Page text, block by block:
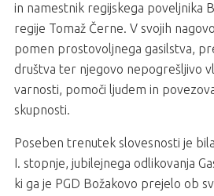
in namestnik regijskega poveljnika
regije Tomaž Černe. V svojih
pomen prostovoljnega gasilstva,
društva ter njegovo nepogrešljivo
varnosti, pomoči ljudem in
skupnosti.
Poseben trenutek slovesnosti je
I. stopnje, jubilejnega odlikovanja
ki ga je PGD Božakovo prejelo ob